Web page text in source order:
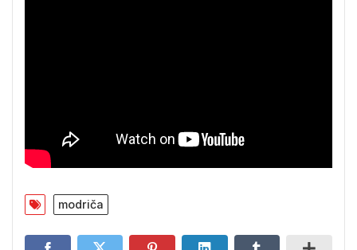
modriča